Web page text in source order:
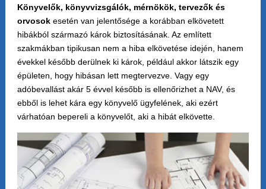
Könyvelők, könyvvizsgálók, mérnökök, tervezők és
orvosok esetén van jelentősége a korábban elkövetett
hibákból származó károk biztosításának. Az említett
szakmákban tipikusan nem a hiba elkövetése idején, hanem
évekkel később derülnek ki károk, például akkor látszik egy
épületen, hogy hibásan lett megtervezve. Vagy egy
adóbevallást akár 5 évvel később is ellenőrizhet a NAV, és
ebből is lehet kára egy könyvelő ügyfelének, aki ezért
várhatóan bepereli a könyvelőt, aki a hibát elkövette.